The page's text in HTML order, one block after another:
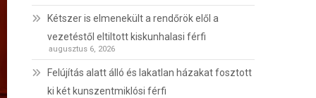
Kétszer is elmenekült a rendőrök elől a
vezetéstől eltiltott kiskunhalasi férfi
augusztus 6, 2026
Felújítás alatt álló és lakatlan házakat fosztott
ki két kunszentmiklósi férfi